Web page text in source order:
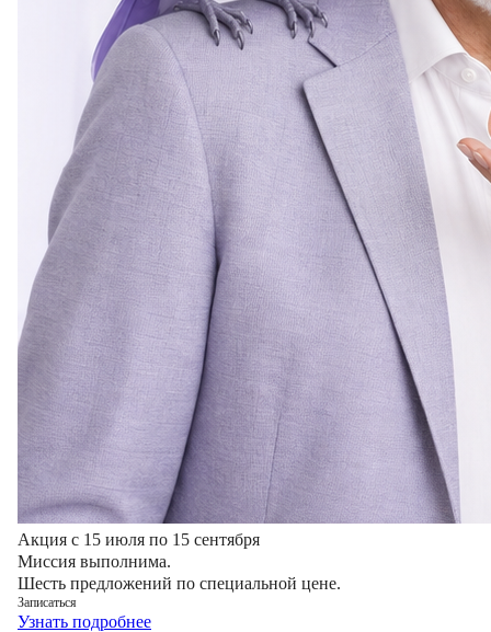
Акция с 15 июля по 15 сентября
Миссия выполнима.
Шесть предложений по специальной цене.
Записаться
Узнать подробнее